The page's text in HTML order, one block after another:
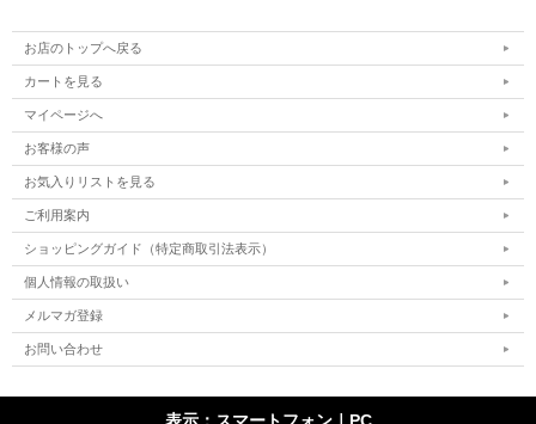
お店のトップへ戻る
カートを見る
マイページへ
お客様の声
お気入りリストを見る
ご利用案内
ショッピングガイド（特定商取引法表示）
個人情報の取扱い
メルマガ登録
お問い合わせ
表示：スマートフォン｜ PC